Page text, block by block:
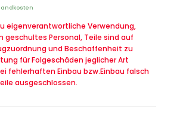
eigenverantwortliche Verwendung,
geschultes Personal, Teile sind auf
und Beschaffenheit zu
für Folgeschäden jeglicher Art
fehlerhaften Einbau bzw.Einbau falsch
ausgeschlossen.